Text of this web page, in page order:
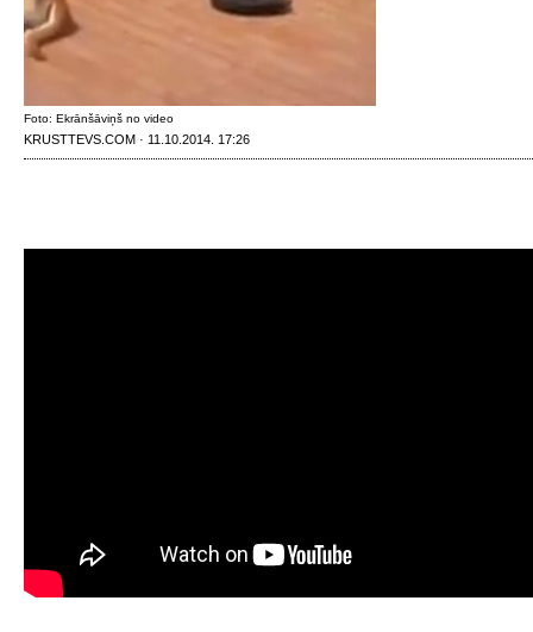
Foto: Ekrānšāviņš no video
KRUSTTEVS.COM · 11.10.2014. 17:26